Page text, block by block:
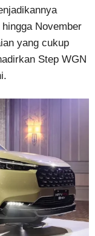
November
yang cukup
Step WGN